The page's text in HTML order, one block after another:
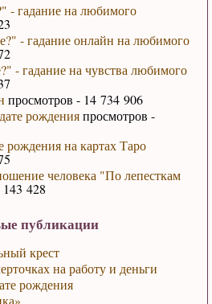
- гадание на любимого
- гадание онлайн на любимого
- гадание на чувства любимого
просмотров - 14 734 906
рожденияпросмотров -
рождения на картах Таро
человека "По лепесткам
428
публикации
крест
на работу и деньги
рождения